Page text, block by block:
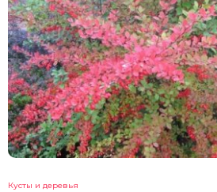
Кусты и деревья